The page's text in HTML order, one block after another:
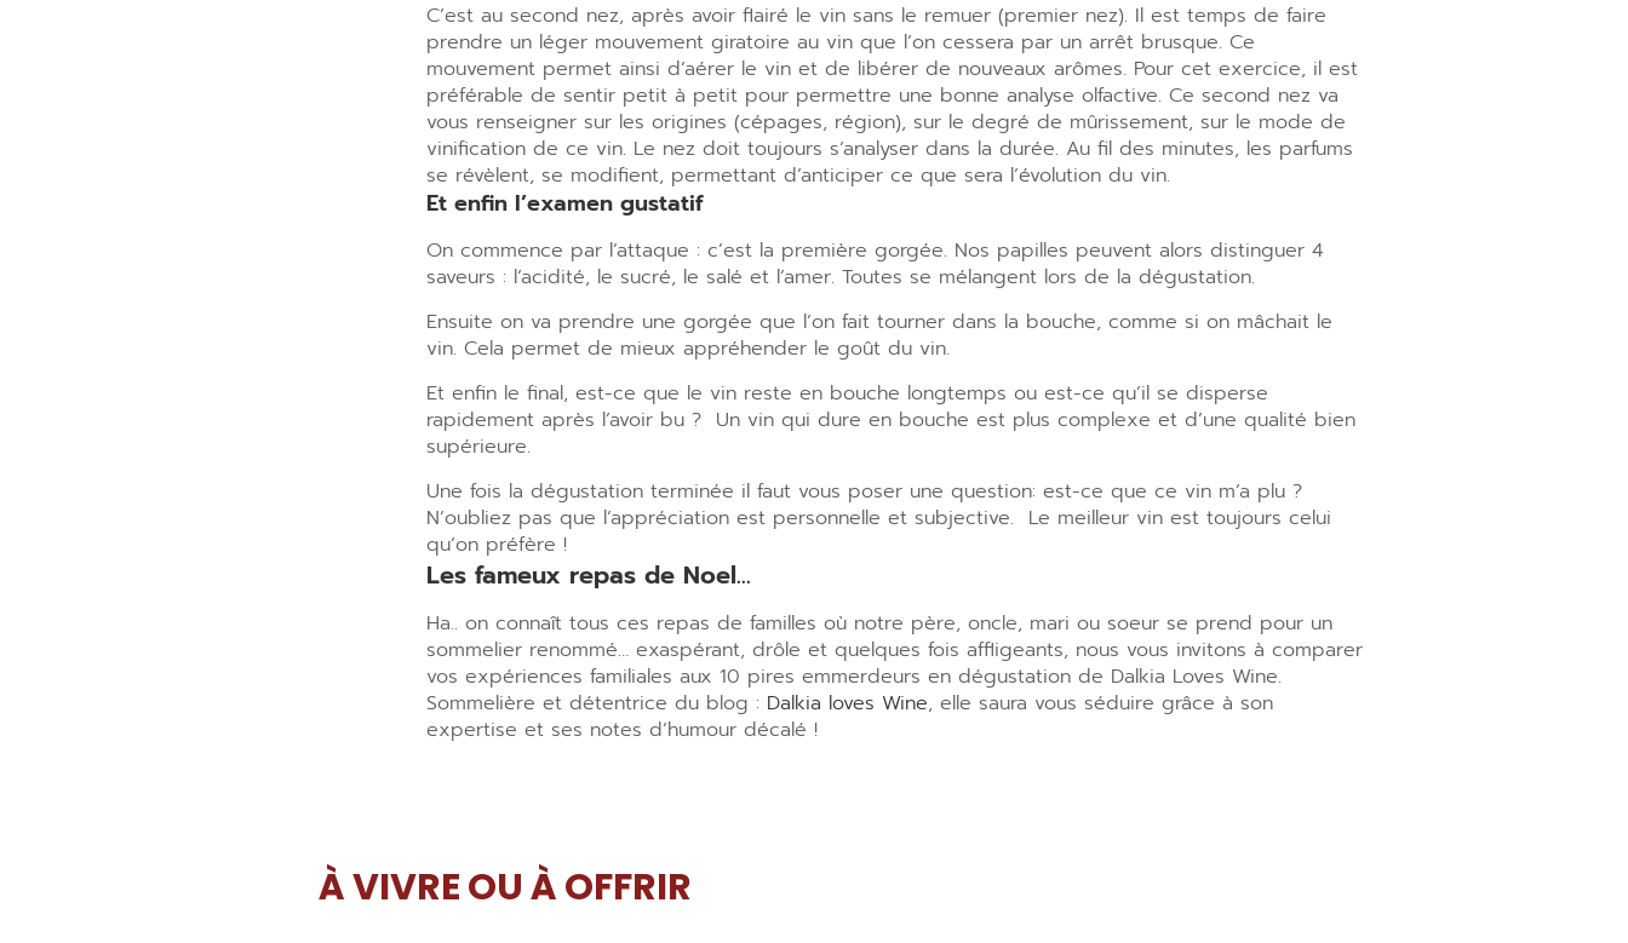
C’est au second nez, après avoir flairé le vin sans le remuer (premier nez). Il est temps de faire
prendre un léger mouvement giratoire au vin que l’on cessera par un arrêt brusque. Ce
mouvement permet ainsi d’aérer le vin et de libérer de nouveaux arômes. Pour cet exercice, il est
préférable de sentir petit à petit pour permettre une bonne analyse olfactive. Ce second nez va
vous renseigner sur les origines (cépages, région), sur le degré de mûrissement, sur le mode de
vinification de ce vin. Le nez doit toujours s’analyser dans la durée. Au fil des minutes, les parfums
se révèlent, se modifient, permettant d’anticiper ce que sera l’évolution du vin.
Et enfin l’examen gustatif
On commence par l’attaque : c’est la première gorgée. Nos papilles peuvent alors distinguer 4
saveurs : l’acidité, le sucré, le salé et l’amer. Toutes se mélangent lors de la dégustation.
Ensuite on va prendre une gorgée que l’on fait tourner dans la bouche, comme si on mâchait le
vin. Cela permet de mieux appréhender le goût du vin.
Et enfin le final, est-ce que le vin reste en bouche longtemps ou est-ce qu’il se disperse
rapidement après l’avoir bu ? Un vin qui dure en bouche est plus complexe et d’une qualité bien
supérieure.
Une fois la dégustation terminée il faut vous poser une question: est-ce que ce vin m’a plu ?
N’oubliez pas que l’appréciation est personnelle et subjective. Le meilleur vin est toujours celui
qu’on préfère !
Les fameux repas de Noel…
Ha.. on connaît tous ces repas de familles où notre père, oncle, mari ou soeur se prend pour un
sommelier renommé… exaspérant, drôle et quelques fois affligeants, nous vous invitons à comparer
vos expériences familiales aux 10 pires emmerdeurs en dégustation de Dalkia Loves Wine.
Sommelière et détentrice du blog : Dalkia loves Wine, elle saura vous séduire grâce à son
expertise et ses notes d’humour décalé !
À VIVRE OU À OFFRIR